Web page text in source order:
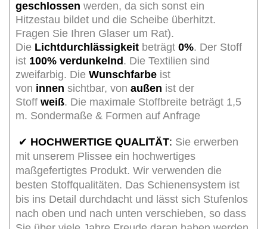
geschlossen werden, da sich sonst ein
Hitzestau bildet und die Scheibe überhitzt.
Fragen Sie Ihren Glaser um Rat).
Die Lichtdurchlässigkeit beträgt 0%. Der Stoff
ist 100% verdunkelnd . Die Textilien sind
zweifarbig. Die Wunschfarbe ist
von innen sichtbar, von außen ist der
Stoff weiß. Die maximale Stoffbreite beträgt 1,5
m. Sondermaße & Formen auf Anfrage
✔ HOCHWERTIGE QUALITÄT: Sie erwerben
mit unserem Plissee ein hochwertiges
maßgefertigtes Produkt. Wir verwenden die
besten Stoffqualitäten. Das Schienensystem ist
bis ins Detail durchdacht und lässt sich Stufenlos
nach oben und nach unten verschieben, so dass